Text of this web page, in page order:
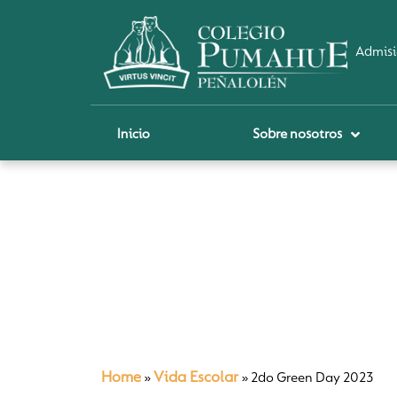
Inicio Sobre nosotros
Home » Vida Escolar» 2do Green Day 2023